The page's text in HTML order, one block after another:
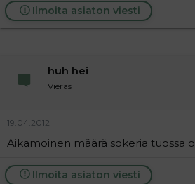
Ilmoita asiaton viesti
huh hei
Vieras
19.04.2012
Aikamoinen määrä sokeria tuossa
Ilmoita asiaton viesti